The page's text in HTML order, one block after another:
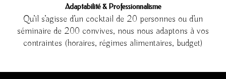
Adaptabilité & Professionnalisme
Qu’il s’agisse d’un cocktail de 20 personnes ou d’un
séminaire de 200 convives, nous nous adaptons à vos
contraintes (horaires, régimes alimentaires, budget)